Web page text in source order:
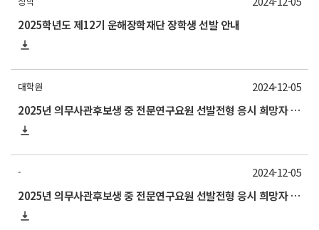
2025학년도 제12기 운해장학재단 장학생 선발 안내
대학원
2025년 의무사관후보생 중 전문연구요원 선발전형 응시 희망자 제출[*12/10(화)까지 제출 요망]
2024-12-05
-
2025년 의무사관후보생 중 전문연구요원 선발전형 응시 희망자 제출[*12/10(화)까지 제출 요망]
2024-12-05